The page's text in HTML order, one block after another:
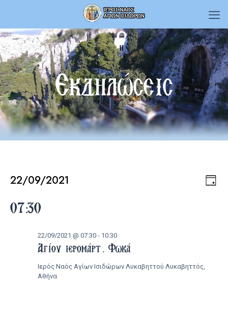
Εκδηλώσεις
Εκδηλώσεις
for
22/09/2021
Day
22/09/2021
07:30
Αγίου ιερομάρτ. Φωκά
22/09/2021 @ 07:30- 10:30
Ιερός Ναός Αγίων Ισιδώρων Λυκαβηττού Λυκαβηττός,
Αθήνα